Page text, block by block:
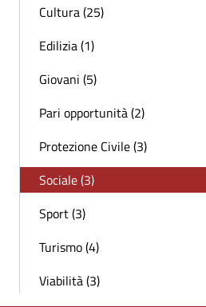
Cultura (25)
Edilizia (1)
Giovani (5)
Pari opportunità (2)
Protezione Civile (3)
Sociale (3)
Sport (3)
Turismo (4)
Viabilità (3)